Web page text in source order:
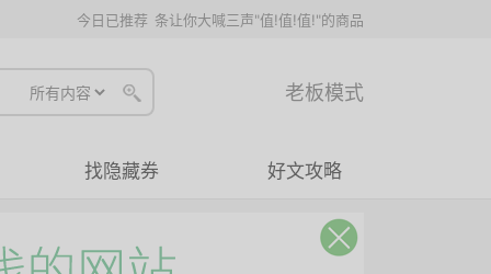
今日已推荐 条让你大喊三声"值!值!值!"的商品
老板模式
找隐藏券 好文攻略